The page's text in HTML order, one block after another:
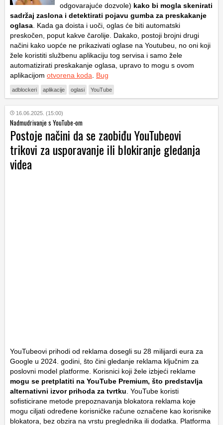
odgovarajuće dozvole) kako bi mogla skenirati
sadržaj zaslona i detektirati pojavu gumba za preskakanje
oglasa . Kada ga doista i uoči, oglas će biti automatski
preskočen, poput kakve čarolije. Dakako, postoji brojni drugi
načini kako uopće ne prikazivati oglase na Youtubeu, no oni koji
žele koristiti službenu aplikaciju tog servisa i samo žele
automatizirati preskakanje oglasa, upravo to mogu s ovom
aplikacijom otvorena koda Bug
adblockeri aplikacije oglasi YouTube
16.06.2025. (15:00)
Nadmudrivanje s YouTube-om
Postoje načini da se zaobiđu YouTubeovi
trikovi za usporavanje ili blokiranje gledanja
videa
YouTubeovi prihodi od reklama dosegli su 28 milijardi eura za
Google u 2024. godini, što čini gledanje reklama ključnim za
poslovni model platforme. Korisnici koji žele izbjeći reklame
mogu se pretplatiti na YouTube Premium, što predstavlja
alternativni izvor prihoda za tvrtku . YouTube koristi
sofisticirane metode prepoznavanja blokatora reklama koje
mogu ciljati određene korisničke račune označene kao korisnike
blokatora, bez obzira na vrstu preglednika ili dodatka. Platforma